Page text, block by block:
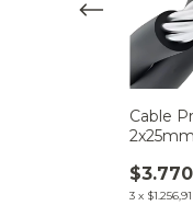
Cable
3 x $1.256,91